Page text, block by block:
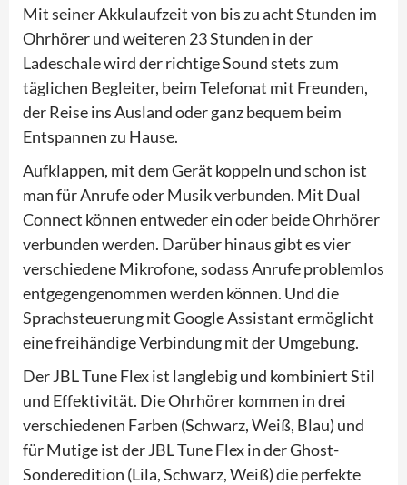
Mit seiner Akkulaufzeit von bis zu acht Stunden im
Ohrhörer und weiteren 23 Stunden in der
Ladeschale wird der richtige Sound stets zum
täglichen Begleiter, beim Telefonat mit Freunden,
der Reise ins Ausland oder ganz bequem beim
Entspannen zu Hause.
Aufklappen, mit dem Gerät koppeln und schon ist
man für Anrufe oder Musik verbunden. Mit Dual
Connect können entweder ein oder beide Ohrhörer
verbunden werden. Darüber hinaus gibt es vier
verschiedene Mikrofone, sodass Anrufe problemlos
entgegengenommen werden können. Und die
Sprachsteuerung mit Google Assistant ermöglicht
eine freihändige Verbindung mit der Umgebung.
Der JBL Tune Flex ist langlebig und kombiniert Stil
und Effektivität. Die Ohrhörer kommen in drei
verschiedenen Farben (Schwarz, Weiß, Blau) und
für Mutige ist der JBL Tune Flex in der Ghost-
Sonderedition (Lila, Schwarz, Weiß) die perfekte